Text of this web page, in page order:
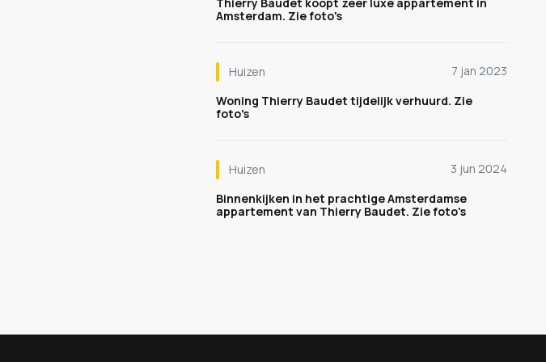
Amsterdam. Zie foto's
Huizen
7 jan 2023
Woning Thierry Baudet tijdelijk verhuurd. Zie
foto's
Huizen
3 jun 2024
Binnenkijken in het prachtige Amsterdamse
appartement van Thierry Baudet. Zie foto's